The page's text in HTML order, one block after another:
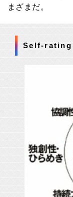
まざまだ。
Self-rating